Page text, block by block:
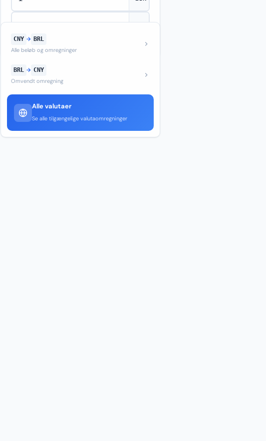
CNY → BRL
Alle beløb og omregninger
BRL → CNY
Omvendt omregning
Alle valutaer
Se alle tilgængelige valutaomregninger